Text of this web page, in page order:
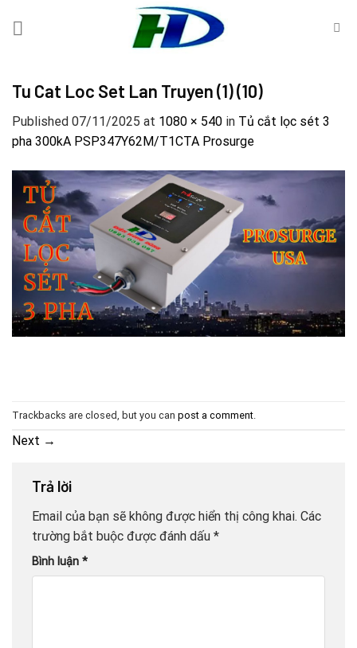
Tu Cat Loc Set Lan Truyen (1) (10)
Published 07/11/2025 at 1080 × 540 in Tủ cắt lọc sét 3
pha 300kA PSP347Y62M/T1CTA Prosurge
Trackbacks are closed, but you can post a comment
Next →
Trả lời
Email của bạn sẽ không được hiển thị công khai. Các
trường bắt buộc được đánh dấu *
Bình luận *